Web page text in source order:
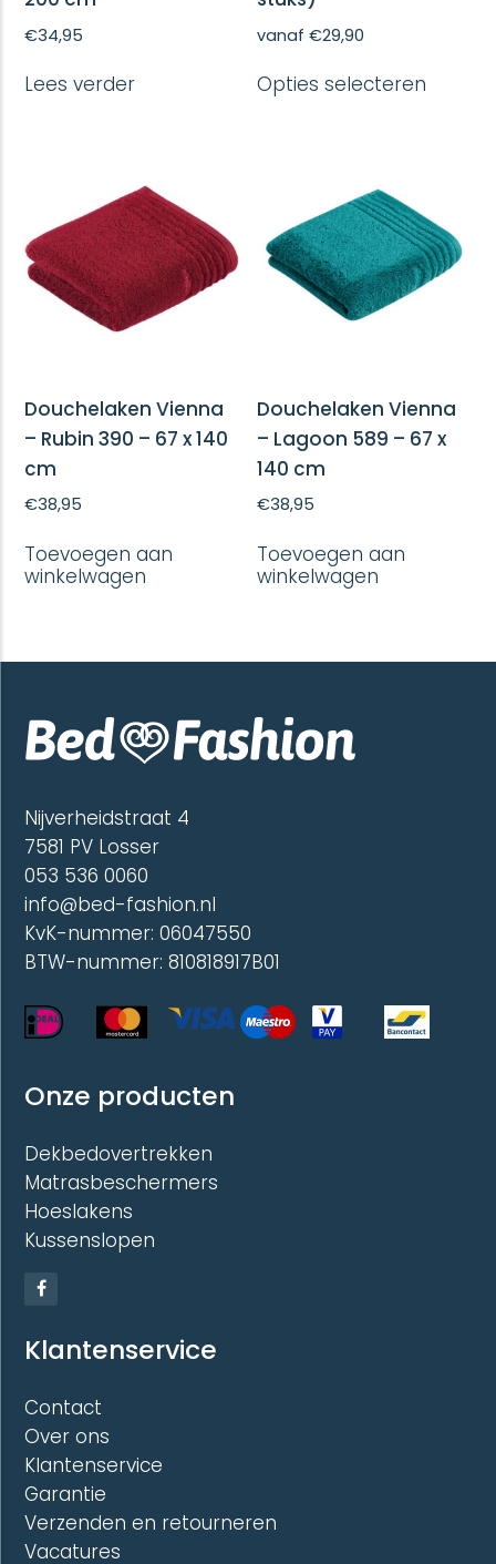
€34,95
Lees verder
vanaf€29,90
Opties selecteren
kan
op
Douchelaken Vienna
– Rubin 390 – 67 x 140
cm
€38,95
Toevoegen aan
winkelwagen
Douchelaken Vienna
– Lagoon 589 – 67 x
140 cm
€38,95
Toevoegen aan
winkelwagen
Nijverheidstraat 4
7581 PV Losser
053 536 0060
info@bed-fashion.nl
KvK-nummer: 06047550
BTW-nummer: 810818917B01
Onze producten
Dekbedovertrekken
Matrasbeschermers
Hoeslakens
Kussenslopen
Klantenservice
Contact
Over ons
Klantenservice
Garantie
Verzenden en retourneren
Vacatures